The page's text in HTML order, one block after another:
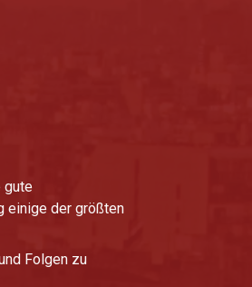
gute
einige der größten
Folgen zu